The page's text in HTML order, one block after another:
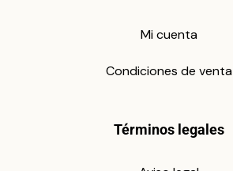
Mi cuenta
Condiciones de venta
Términos legales